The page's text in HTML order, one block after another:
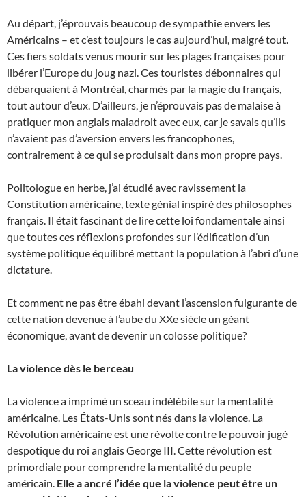
Au départ, j’éprouvais beaucoup de sympathie envers les
Américains – et c’est toujours le cas aujourd’hui, malgré tout.
Ces fiers soldats venus mourir sur les plages françaises pour
libérer l’Europe du joug nazi. Ces touristes débonnaires qui
débarquaient à Montréal, charmés par la magie du français,
tout autour d’eux. D’ailleurs, je n’éprouvais pas de malaise à
pratiquer mon anglais maladroit avec eux, car je savais qu’ils
n’avaient pas d’aversion envers les francophones,
contrairement à ce qui se produisait dans mon propre pays.
Politologue en herbe, j’ai étudié avec ravissement la
Constitution américaine, texte génial inspiré des philosophes
français. Il était fascinant de lire cette loi fondamentale ainsi
que toutes ces réflexions profondes sur l’édification d’un
système politique équilibré mettant la population à l’abri d’une
dictature.
Et comment ne pas être ébahi devant l’ascension fulgurante de
cette nation devenue à l’aube du XXe siècle un géant
économique, avant de devenir un colosse politique?
La violence dès le berceau
La violence a imprimé un sceau indélébile sur la mentalité
américaine. Les États-Unis sont nés dans la violence. La
Révolution américaine est une révolte contre le pouvoir jugé
despotique du roi anglais George III. Cette révolution est
primordiale pour comprendre la mentalité du peuple
américain. Elle a ancré l’idée que la violence peut être un